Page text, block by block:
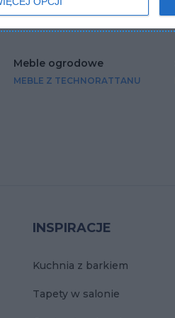
Meble ogrodowe
MEBLE Z TECHNORATTANU
INSPIRACJE
Kuchnia z barkiem
Tapety w salonie